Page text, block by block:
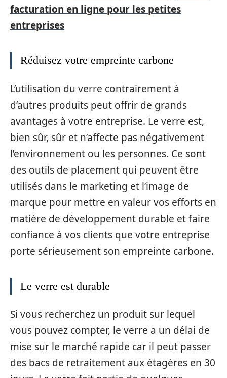
facturation en ligne pour les petites
entreprises
Réduisez votre empreinte carbone
L’utilisation du verre contrairement à
d’autres produits peut offrir de grands
avantages à votre entreprise. Le verre est,
bien sûr, sûr et n’affecte pas négativement
l’environnement ou les personnes. Ce sont
des outils de placement qui peuvent être
utilisés dans le marketing et l’image de
marque pour mettre en valeur vos efforts en
matière de développement durable et faire
confiance à vos clients que votre entreprise
porte sérieusement son empreinte carbone.
Le verre est durable
Si vous recherchez un produit sur lequel
vous pouvez compter, le verre a un délai de
mise sur le marché rapide car il peut passer
des bacs de retraitement aux étagères en 30